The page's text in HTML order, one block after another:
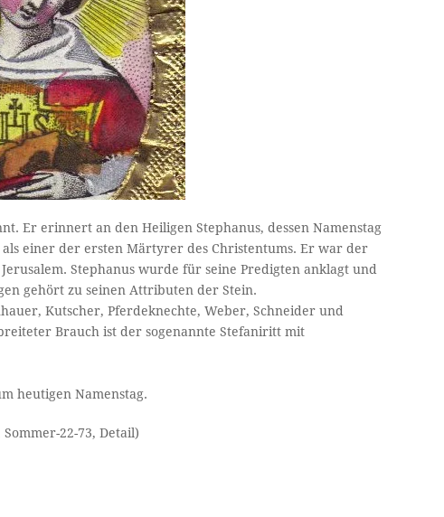
Er erinnert an den Heiligen Stephanus, dessen Namenstag
einer der ersten Märtyrer des Christentums. Er war der
Stephanus wurde für seine Predigten anklagt und
gehört zu seinen Attributen der Stein.
Kutscher, Pferdeknechte, Weber, Schneider und
Brauch ist der sogenannte Stefaniritt mit
heutigen Namenstag.
22-73, Detail)